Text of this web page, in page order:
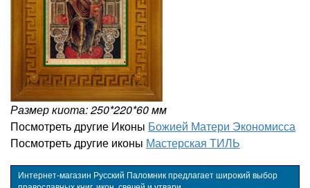
Размер киота: 250*220*60 мм
Посмотреть другие Иконы Божией Матери Экономисса
Посмотреть другие иконы Мастерская ТИЛЬ
Интернет-магазин Русский Паломник предлагает широкий выбор